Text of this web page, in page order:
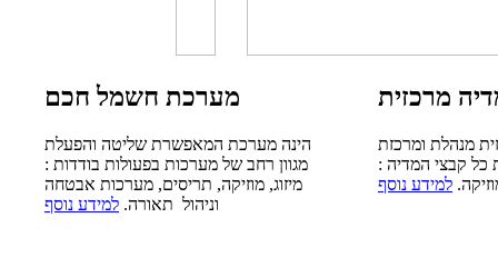
מערכת חשמל חכם
הינה מערכת המאפשרת שליטה והפעלת
מגוון רחב של מערכות בפעולות בודדות :
מיזוג, מוזיקה, תריסים, מערכות אבטחה
וניהול תאורה. למידע נוסף
מרכזית
מנהלת ומרכזת
כל קבצי המדיה :
למידע נוסף